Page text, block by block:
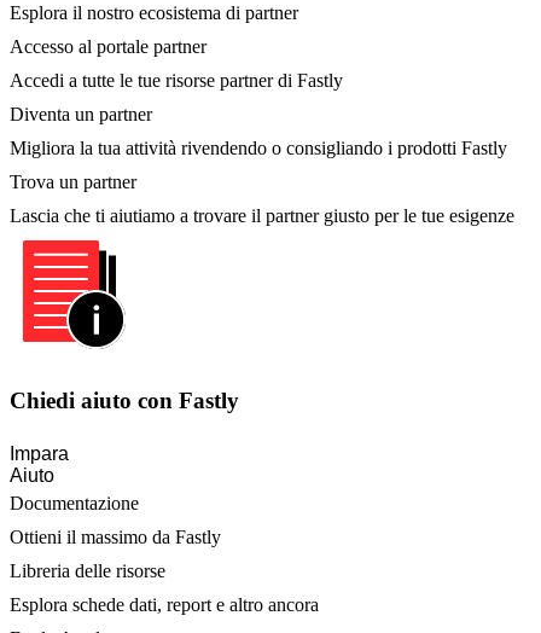
Esplora il nostro ecosistema di partner
Accesso al portale partner
Accedi a tutte le tue risorse partner di Fastly
Diventa un partner
Migliora la tua attività rivendendo o consigliando i prodotti Fastly
Trova un partner
Lascia che ti aiutiamo a trovare il partner giusto per le tue esigenze
Chiedi aiuto con Fastly
Impara
Aiuto
Documentazione
Ottieni il massimo da Fastly
Libreria delle risorse
Esplora schede dati, report e altro ancora